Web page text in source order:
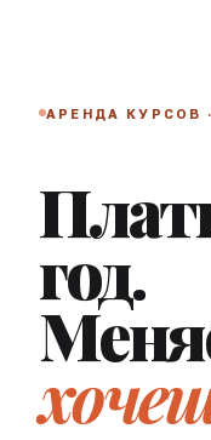
АРЕНДА КУРСОВ ·
год.